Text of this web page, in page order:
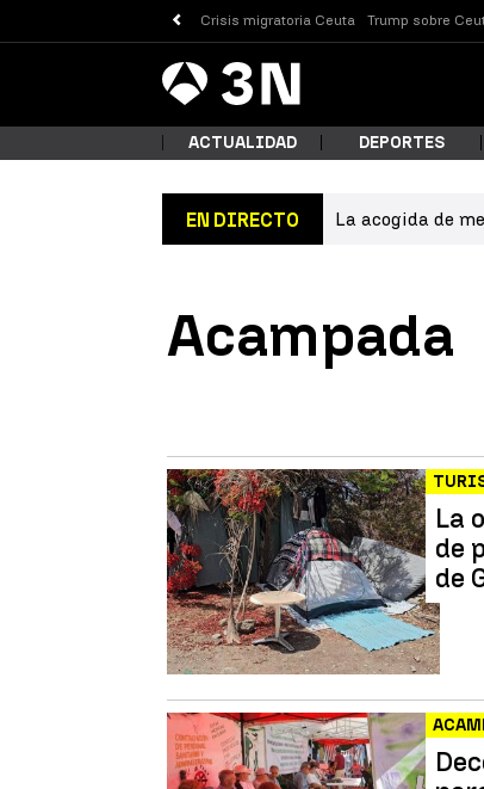
Crisis migratoria Ceuta Trump sobre
Antena
3 Noticias
ACTUALIDAD DEPORTES
EN DIRECTO La acogida de
Acampada
La
de
de